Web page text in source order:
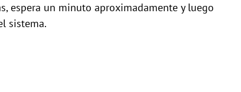
espera un minuto aproximadamente y luego
sistema.